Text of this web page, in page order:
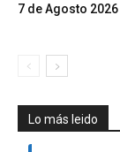
7 de Agosto 2026
Lo más leido